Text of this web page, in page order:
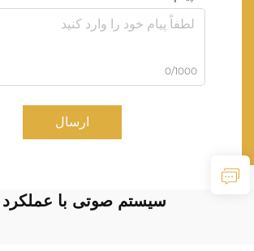
0/1000
ارسال
سیستم صوتی با عملکرد